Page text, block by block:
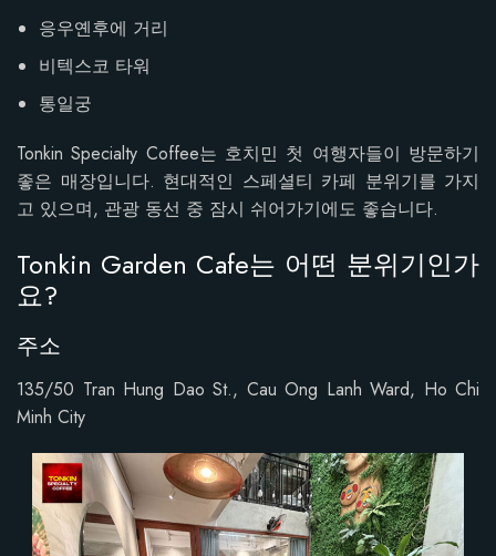
응우옌후에 거리
비텍스코 타워
통일궁
Tonkin Specialty Coffee는 호치민 첫 여행자들이 방문하기
좋은 매장입니다. 현대적인 스페셜티 카페 분위기를 가지
고 있으며, 관광 동선 중 잠시 쉬어가기에도 좋습니다.
Tonkin Garden Cafe는 어떤 분위기인가
요?
주소
135/50 Tran Hung Dao St., Cau Ong Lanh Ward, Ho Chi
Minh City